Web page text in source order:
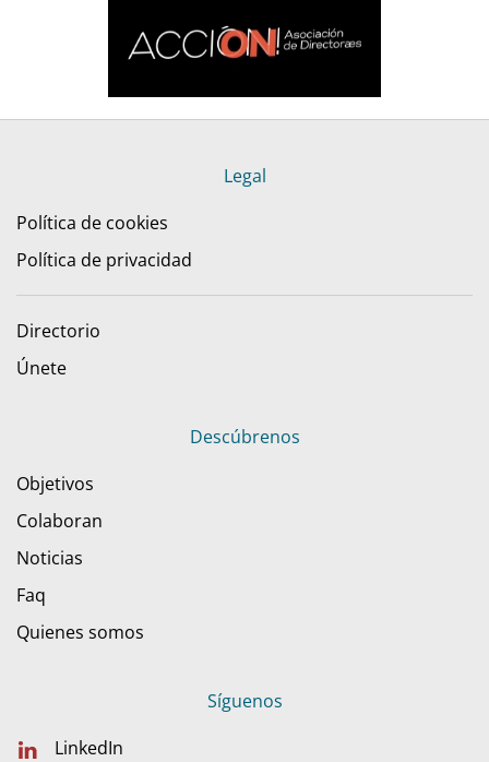
Legal
Política de cookies
Política de privacidad
Directorio
Únete
Descúbrenos
Objetivos
Colaboran
Noticias
Faq
Quienes somos
Síguenos
LinkedIn